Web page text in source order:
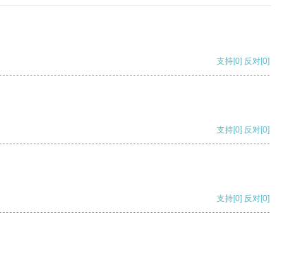
支持[0] 反对[0]
支持[0] 反对[0]
支持[0] 反对[0]